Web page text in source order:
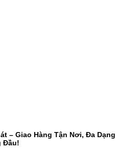
– Giao Hàng Tận Nơi, Đa Dạng
Đầu!